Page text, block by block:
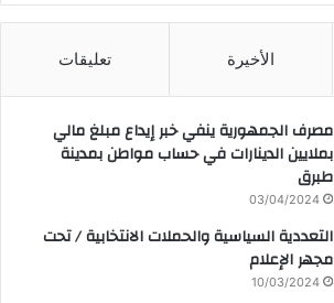
الأخيرة تعليقات
مصرف الجمهورية ينفي خبر إيداع مبلغ مالي
بملايين الدينارات في حساب مواطن بمدينة
طبرق
03/04/2024
التعددية السياسية والحملات الانتخابية / تحت
مجهر الإعلام
10/03/2024